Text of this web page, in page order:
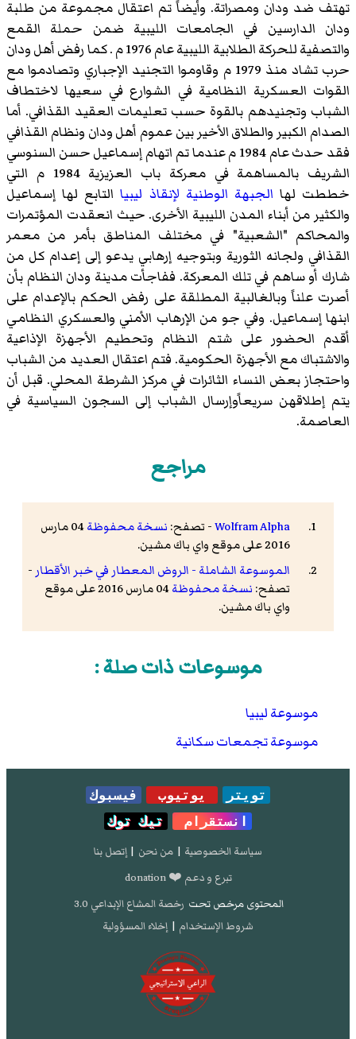
تهتف ضد ودان ومصراتة. وأيضاً تم اعتقال مجموعة من طلبة
ودان الدارسين في الجامعات الليبية ضمن حملة القمع
والتصفية للحركة الطلابية الليبية عام 1976 م . كما رفض أهل ودان
حرب تشاد منذ 1979 م وقاوموا التجنيد الإجباري وتصادموا مع
القوات العسكرية النظامية في الشوارع في سعيها لاختطاف
الشباب وتجنيدهم بالقوة حسب تعليمات العقيد القذافي. أما
الصدام الكبير والطلاق الأخير بين عموم أهل ودان ونظام القذافي
فقد حدث عام 1984 م عندما تم اتهام
إسماعيل حسن السنوسي
الشريف بالمساهمة فيمعركة باب العزيزية 1984 م
التي
خططت لها الجبهة الوطنية لإنقاذ ليبياالتابع لها إسماعيل
والكثير من أبناء المدن الليبية الأخرى. حيث انعقدت المؤتمرات
والمحاكم "الشعبية" في مختلف المناطق بأمر من معمر
القذافي ولجانه الثورية وبتوجيه إرهابي يدعو إلى إعدام كل من
شارك أو ساهم في تلك المعركة. ففاجأت مدينة ودان النظام بأن
أصرت علناً وبالغالبية المطلقة على رفض الحكم بالإعدام على
ابنها إسماعيل. وفي جو من الإرهاب الأمني والعسكري النظامي
أقدم الحضور على شتم النظام وتحطيم الأجهزة الإذاعية
والاشتباك مع الأجهزة الحكومية. فتم اعتقال العديد من الشباب
واحتجاز بعض النساء الثائرات في مركز الشرطة المحلي. قبل أن
يتم إطلاقهن سريعاًوإرسال الشباب إلى السجون السياسية في
العاصمة.
مراجع
Wolfram Alpha- تصفح: نسخة محفوظة
04 مارس
2016 على موقع واي باك مشين.
الموسوعة الشاملة - الروض المعطار في خبر الأقطار -
تصفح: نسخة محفوظة
04 مارس 2016 على موقع
واي باك مشين.
موسوعات ذات صلة :
موسوعة ليبيا
موسوعة تجمعات سكانية
تويتر يوتيوب
فيسبوك
انستقرام
تيك توك
سياسة الخصوصية | من نحن | إتصل بنا
تبرع و دعم ❤️ donation
المحتوى مرخص تحت رخصة المشاع الإبداعي 3.0
شروط الإستخدام | إخلاء المسؤولية